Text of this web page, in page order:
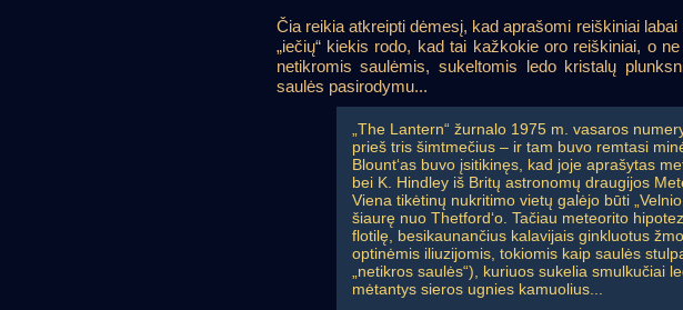
Čia reikia atkreipti dėmesį, kad aprašomi reiškiniai
„iečių“ kiekis rodo, kad tai kažkokie oro reiškiniai, o
netikromis saulėmis, sukeltomis ledo kristalų
saulės pasirodymu...
„The Lantern“ žurnalo 1975 m. vasaros
prieš tris šimtmečius – ir tam buvo remtasi
Blount‘as buvo įsitikinęs, kad joje aprašytas
bei K. Hindley iš Britų astronomų draugijos
Viena tikėtinų nukritimo vietų galėjo būti
šiaurę nuo Thetford‘o. Tačiau meteorito
flotilę, besikaunančius kalavijais ginkluotus
optinėmis iliuzijomis, tokiomis kaip saulės
„netikros saulės“), kuriuos sukelia smulkučiai
mėtantys sieros ugnies kamuolius...